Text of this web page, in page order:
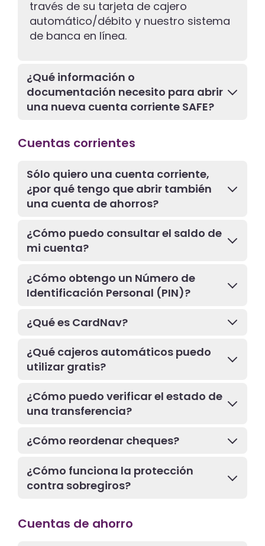
través de su tarjeta de cajero
automático/débito y nuestro sistema
de banca en línea.
¿Qué información o
documentación necesito para abrir
una nueva cuenta corriente SAFE?
Cuentas corrientes
Sólo quiero una cuenta corriente,
¿por qué tengo que abrir también
una cuenta de ahorros?
¿Cómo puedo consultar el saldo de
mi cuenta?
¿Cómo obtengo un Número de
Identificación Personal (PIN)?
¿Qué es CardNav?
¿Qué cajeros automáticos puedo
utilizar gratis?
¿Cómo puedo verificar el estado de
una transferencia?
¿Cómo reordenar cheques?
¿Cómo funciona la protección
contra sobregiros?
Cuentas de ahorro